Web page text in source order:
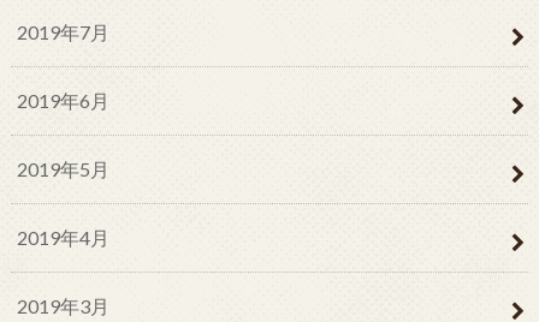
2019年7月
2019年6月
2019年5月
2019年4月
2019年3月